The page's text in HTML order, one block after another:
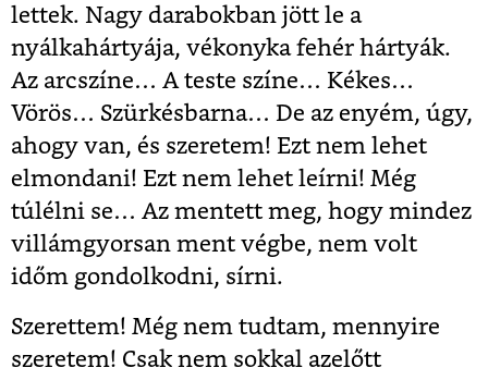
lettek. Nagy darabokban jött le a
nyálkahártyája, vékonyka fehér hártyák.
Az arcszíne… A teste színe… Kékes…
Vörös… Szürkésbarna… De az enyém, úgy,
ahogy van, és szeretem! Ezt nem lehet
elmondani! Ezt nem lehet leírni! Még
túlélni se… Az mentett meg, hogy mindez
villámgyorsan ment végbe, nem volt
időm gondolkodni, sírni.
Szerettem! Még nem tudtam, mennyire
szeretem! Csak nem sokkal azelőtt